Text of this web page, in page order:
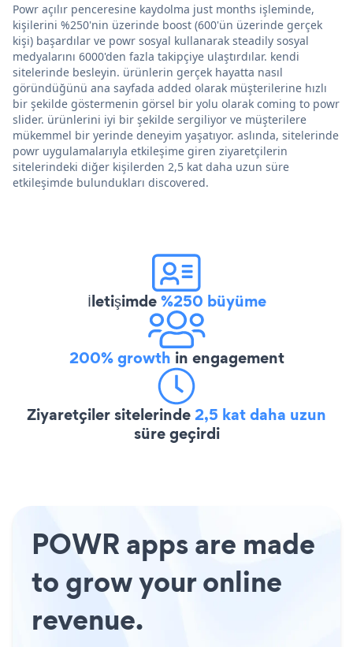
Powr açılır penceresine kaydolma just months işleminde,
kişilerini %250'nin üzerinde boost (600'ün üzerinde gerçek
kişi) başardılar ve powr sosyal kullanarak steadily sosyal
medyalarını 6000'den fazla takipçiye ulaştırdılar. kendi
sitelerinde besleyin. ürünlerin gerçek hayatta nasıl
göründüğünü ana sayfada added olarak müşterilerine hızlı
bir şekilde göstermenin görsel bir yolu olarak coming to powr
slider. ürünlerini iyi bir şekilde sergiliyor ve müşterilere
mükemmel bir yerinde deneyim yaşatıyor. aslında, sitelerinde
powr uygulamalarıyla etkileşime giren ziyaretçilerin
sitelerindeki diğer kişilerden 2,5 kat daha uzun süre
etkileşimde bulundukları discovered.
İletişimde%250 büyüme
200% growth in engagement
Ziyaretçiler sitelerinde2,5 kat daha uzun
süre geçirdi
POWR apps are made
to grow your online
revenue.